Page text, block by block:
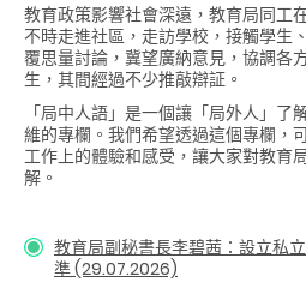
教育政策影響社會深遠，教育局同工
不時走進社區，走訪學校，接觸學生
覆思量討論，冀望廣納意見，協調各
生，其間經過不少推敲辯証。
「局中人語」是一個讓「局外人」了
維的專欄。我們希望透過這個專欄，
工作上的體驗和感受，讓大家對教育
解。
教育局副秘書長李碧茜：設立私
準 (29.07.2026)